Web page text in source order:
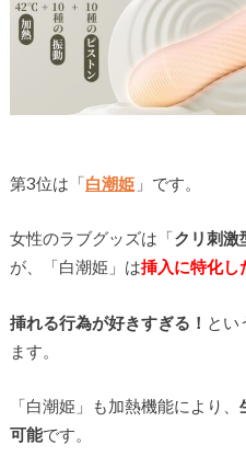
第3位は「白潮姫 」です。
女性のラブグッズは「クリ刺激
が、「白潮姫」は挿入に特化し
挿れる行為が好きすぎる！ とい
ます。
「白潮姫」も加熱機能により、
可能です。